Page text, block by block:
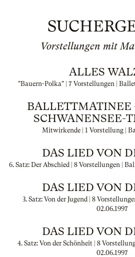
Vorstellungen mit
ALLES
"Bauern-Polka" | 7 Vorstellungen |
BALLETTMATINEE
SCHWANENSEE-
Mitwirkende | 1 Vorstellung |
DAS LIED VON
6. Satz: Der Abschied | 8 Vorstellungen |
DAS LIED VON
3. Satz: Von der Jugend | 8
02.06.1997
DAS LIED VON
4. Satz: Von der Schönheit | 8
02.06.1997